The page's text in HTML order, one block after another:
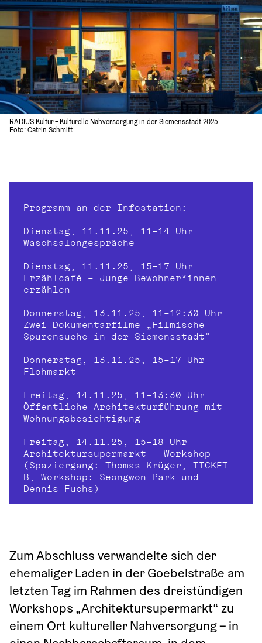
RADIUS.Kultur – Kulturelle Nahversorgung in der Siemensstadt 2025
Foto: Catrin Schmitt
Programm an der Infostation:
Dienstag, 11.11.25, 11–14 Uhr
Waschsalongespräche
Dienstag, 11.11.25, 15–17 Uhr
Erzählcafé – Junge Bewohner*innen
erzählen
Donnerstag, 13.11.25, 11–12:30 Uhr
Zwei Dokumentarfilme „Filmische
Spurensuche in der Siemensstadt“
Donnerstag, 13.11.25, 15–17 Uhr
Flohmarkt
Freitag, 14.11.25, 11–13:30 Uhr
Öffentliche Architekturführung mit
Wohnungsbesichtigung
Freitag, 14.11.25, 15–18 Uhr
Architektursupermarkt – Workshop
(Spaziergang: Thomas Krüger, TICKET
B, Workshop: Seongwon Park und
Dennis Fuchs)
Zum Abschluss verwandelte sich der
ehemaliger Laden in der Goebelstraße am
letzten Tag im Rahmen des dreistündigen
Workshops „Architektursupermarkt“ zu
einem Ort kultureller Nahversorgung – in